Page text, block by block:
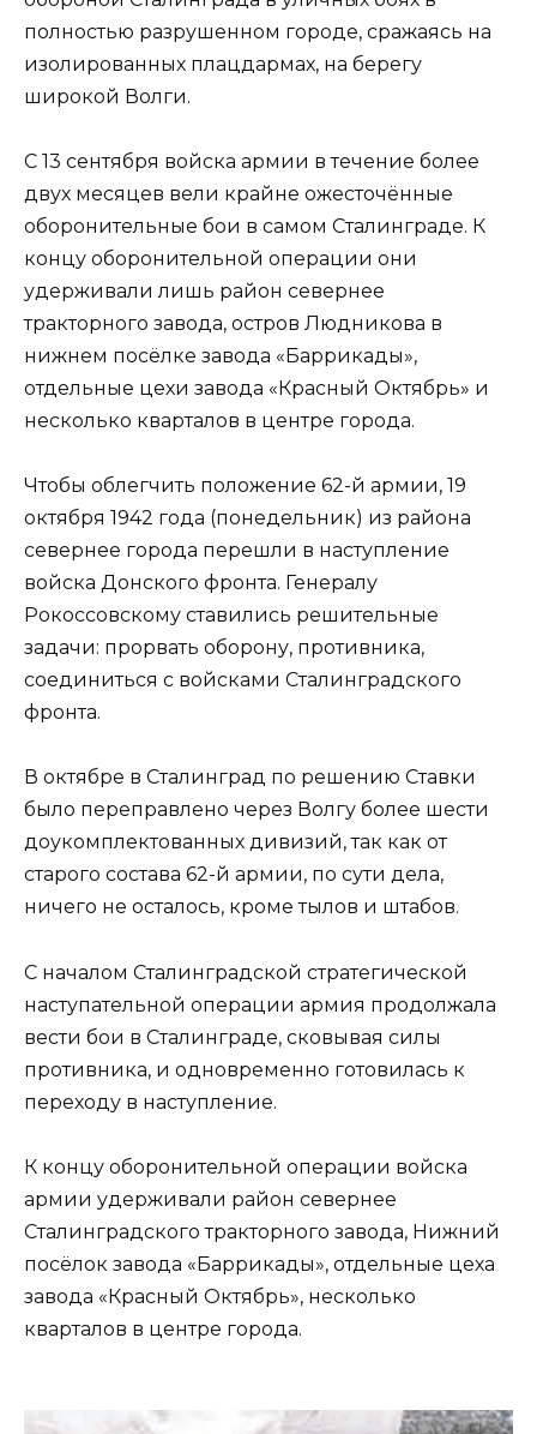
полностью разрушенном городе, сражаясь на
изолированных плацдармах, на берегу
широкой Волги.
С 13 сентября войска армии в течение более
двух месяцев вели крайне ожесточённые
оборонительные бои в самом Сталинграде. К
концу оборонительной операции они
удерживали лишь район севернее
тракторного завода, остров Людникова в
нижнем посёлке завода «Баррикады»,
отдельные цехи завода «Красный Октябрь» и
несколько кварталов в центре города.
Чтобы облегчить положение 62-й армии, 19
октября 1942 года (понедельник) из района
севернее города перешли в наступление
войска Донского фронта. Генералу
Рокоссовскому ставились решительные
задачи: прорвать оборону, противника,
соединиться с войсками Сталинградского
фронта.
В октябре в Сталинград по решению Ставки
было переправлено через Волгу более шести
доукомплектованных дивизий, так как от
старого состава 62-й армии, по сути дела,
ничего не осталось, кроме тылов и штабов.
С началом Сталинградской стратегической
наступательной операции армия продолжала
вести бои в Сталинграде, сковывая силы
противника, и одновременно готовилась к
переходу в наступление.
К концу оборонительной операции войска
армии удерживали район севернее
Сталинградского тракторного завода, Нижний
посёлок завода «Баррикады», отдельные цеха
завода «Красный Октябрь», несколько
кварталов в центре города.